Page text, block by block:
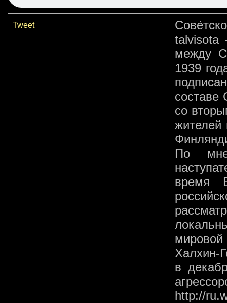
Tweet
между
1939
составе
со
жителей
По
время
мировой
Халхин-
в
http://